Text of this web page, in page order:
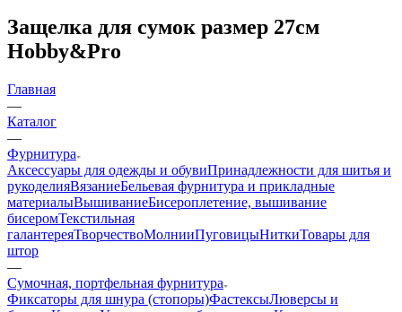
Защелка для сумок размер 27см
Hobby&Pro
Главная
—
Каталог
—
Фурнитура
Аксессуары для одежды и обувиПринадлежности для шитья и
рукоделияВязаниеБельевая фурнитура и прикладные
материалыВышиваниеБисероплетение, вышивание
бисеромТекстильная
галантереяТворчествоМолнииПуговицыНиткиТовары для
штор
—
Сумочная, портфельная фурнитура
Фиксаторы для шнура (стопоры)ФастексыЛюверсы и